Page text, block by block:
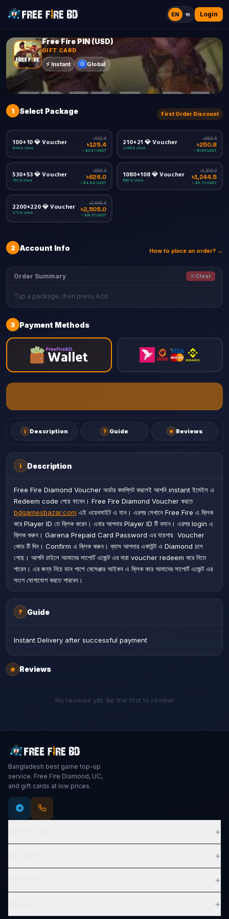
EN বাং Login
Free Fire PIN (USD)
GIFT CARD
⚡ Instant Global
1 Select Package First Order Discount
100+10 💎 Voucher
1946 in stock
৳132.0
৳125.4
≈ $0.97 USDT
210+21 💎 Voucher
2369 in stock
৳264.0
৳250.8
≈ $1.95 USDT
530+53 💎 Voucher
792 in stock
৳659.0
৳626.0
≈ $4.88 USDT
1080+108 💎 Voucher
1960 in stock
৳1,310.0
৳1,244.5
≈ $9.72 USDT
2200+220 💎 Voucher
272 in stock
৳2,605.0
৳2,505.0
≈ $19.57 USDT
2 Account Info How to place an order? →
Order Summary ✕ Clear
Tap a package, then press Add
3 Payment Methods
i Description ? Guide ★ Reviews
i Description
Free Fire Diamond Voucher অর্ডার কমপ্লিট করলেই আপনি instant ইমেইল এ
Redeem code পেয়ে যাবেন। Free Fire Diamond Voucher করতে
bdgamesbazar.com এই ওয়েবসাইট এ যান। এরপর সেখানে Free Fire এ ক্লিক
করে Player ID তে ক্লিক করেন। এবার আপনার Player ID টি বসান। এরপর login এ
ক্লিক করুন। Garena Prepaid Card Password এর যায়গায় Voucher
কোড টি দিন। Confirm এ ক্লিক করুন। ব্যাস আপনার একাউন্ট এ Diamond চলে
গেছে। আপনি চাইলে আমাদের সাপোর্ট এজেন্ট এর দারা voucher redeem করে নিতে
পারেন। এর জন্য নিচে ডান পাশে মেসেঞ্জার আইকন এ ক্লিক করে আমাদের সাপোর্ট এজেন্ট এর
সংগে যোগাযোগ করতে পারবেন।
? Guide
Instant Delivery after successful payment
★ Reviews
No reviews yet. Be the first to review!
Bangladesh best game top-up
service. Free Fire Diamond, UC,
and gift cards at low prices.
+
+
+
+